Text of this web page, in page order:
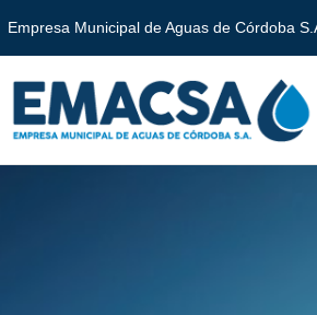
Empresa Municipal de Aguas de Córdoba